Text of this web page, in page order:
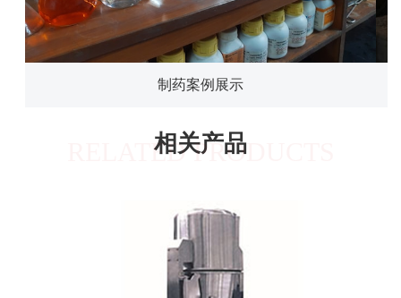
制药案例展示
相关产品
RELATED PRODUCTS